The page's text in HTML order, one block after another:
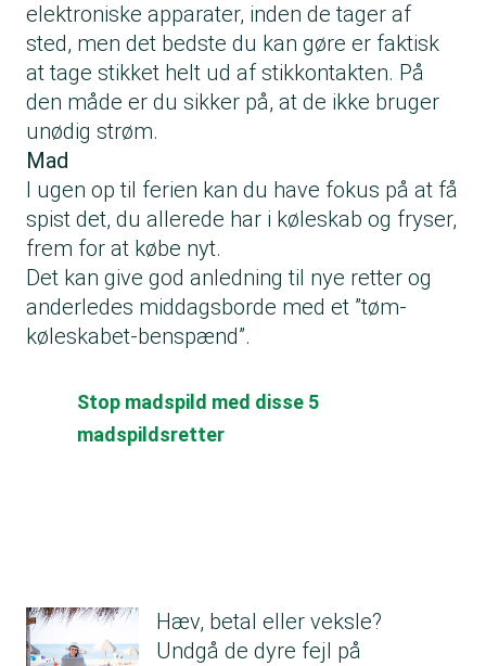
elektroniske apparater, inden de tager af
sted, men det bedste du kan gøre er faktisk
at tage stikket helt ud af stikkontakten. På
den måde er du sikker på, at de ikke bruger
unødig strøm.
Mad
I ugen op til ferien kan du have fokus på at få
spist det, du allerede har i køleskab og fryser,
frem for at købe nyt.
Det kan give god anledning til nye retter og
anderledes middagsborde med et ”tøm-
køleskabet-benspænd”.
Stop madspild med disse 5
madspildsretter
Hæv, betal eller veksle?
Undgå de dyre fejl på